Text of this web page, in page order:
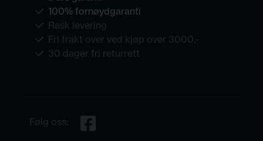
100% fornøydgaranti
Rask levering
Fri frakt over ved kjøp over 3000,-
30 dager fri returrett
Følg oss: